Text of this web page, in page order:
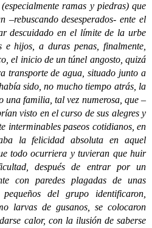
ramas y piedras) que
–rebuscando desesperados- ente el
descuidado en el límite de la urbe
e hijos, a duras penas, finalmente,
el inicio de un túnel angosto, quizá
transporte de agua, situado junto a
sido, no mucho tiempo atrás, la
una familia, tal vez numerosa, que –
visto en el curso de sus alegres y
interminables paseos cotidianos, en
la felicidad absoluta en aquel
todo ocurriera y tuvieran que huir
después de entrar por un
con paredes plagadas de unas
del grupo identificaron,
larvas de gusanos, se colocaron
calor, con la ilusión de saberse